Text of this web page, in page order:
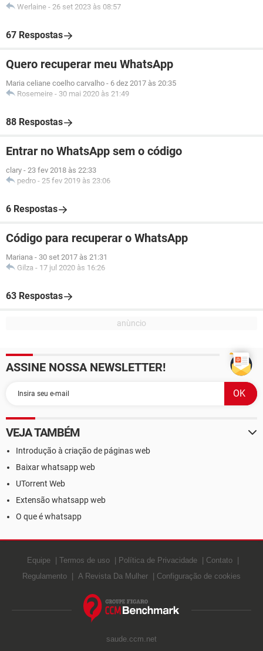
Werlaine - 26 set 2023 às 08:57
67 Respostas
Quero recuperar meu WhatsApp
Maria celiane coelho carvalho - 6 dez 2017 às 20:35
Rosemeire - 30 mai 2020 às 21:49
88 Respostas
Entrar no WhatsApp sem o código
clary - 23 fev 2018 às 22:33
pedro - 25 fev 2019 às 23:06
6 Respostas
Código para recuperar o WhatsApp
Mariana - 30 set 2017 às 21:31
Gilza - 17 jul 2020 às 16:26
63 Respostas
ASSINE NOSSA NEWSLETTER!
VEJA TAMBÉM
Introdução à criação de páginas web
Baixar whatsapp web
UTorrent Web
Extensão whatsapp web
O que é whatsapp
Equipe Termos de uso Política de Privacidade
Contato
Regulamento
A Revista Da Mulher Configuração de cookies
saude.ccm.net